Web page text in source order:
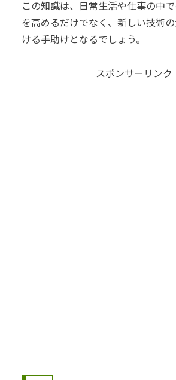
この知識は、日常生活や仕事の中
を高めるだけでなく、新しい技術
ける手助けとなるでしょう。
スポンサーリンク